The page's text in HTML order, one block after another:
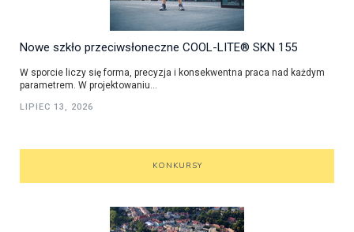
Nowe szkło przeciwsłoneczne COOL-LITE® SKN 155
W sporcie liczy się forma, precyzja i konsekwentna praca nad każdym
parametrem. W projektowaniu...
LIPIEC 13, 2026
KONKURSY